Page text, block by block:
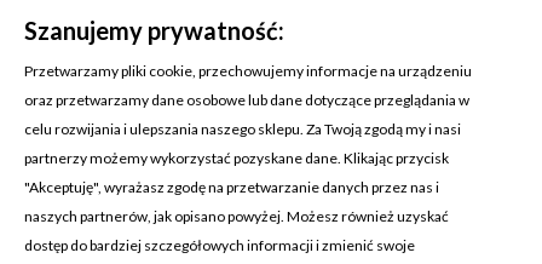
KONTAKT Z NAMI
Adres:
Cosmetic4car
Budzisz 73A
39-200 Dębica
Szanujemy prywatność:
Przetwarzamy pliki cookie, przechowujemy informacje na urządzeniu
oraz przetwarzamy dane osobowe lub dane dotyczące przeglądania w
celu rozwijania i ulepszania naszego sklepu. Za Twoją zgodą my i nasi
partnerzy możemy wykorzystać pozyskane dane. Klikając przycisk
"Akceptuję", wyrażasz zgodę na przetwarzanie danych przez nas i
naszych partnerów, jak opisano powyżej. Możesz również uzyskać
dostęp do bardziej szczegółowych informacji i zmienić swoje